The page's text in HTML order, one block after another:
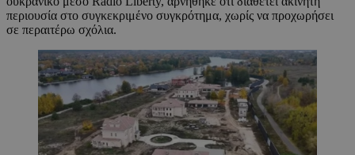
περιουσία στο συγκεκριμένο συγκρότημα, χωρίς να προχωρήσει
σε περαιτέρω σχόλια.